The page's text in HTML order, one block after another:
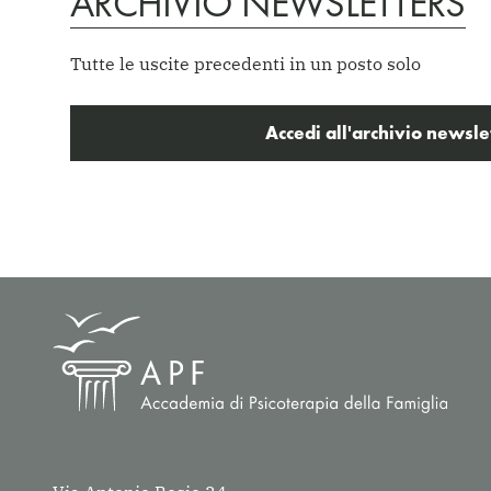
Tutte le uscite precedenti in un posto solo
Accedi all'archivio